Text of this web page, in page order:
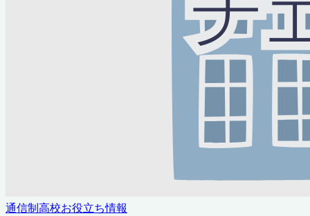
通信制高校お役立ち情報